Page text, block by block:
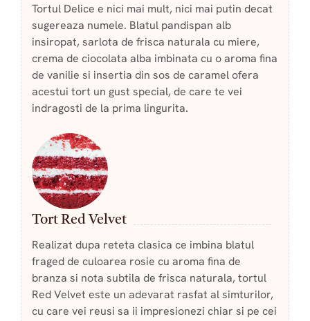
Tortul Delice e nici mai mult, nici mai putin decat
sugereaza numele. Blatul pandispan alb
insiropat, sarlota de frisca naturala cu miere,
crema de ciocolata alba imbinata cu o aroma fina
de vanilie si insertia din sos de caramel ofera
acestui tort un gust special, de care te vei
indragosti de la prima lingurita.
Tort Red Velvet
Realizat dupa reteta clasica ce imbina blatul
fraged de culoarea rosie cu aroma fina de
branza si nota subtila de frisca naturala, tortul
Red Velvet este un adevarat rasfat al simturilor,
cu care vei reusi sa ii impresionezi chiar si pe cei